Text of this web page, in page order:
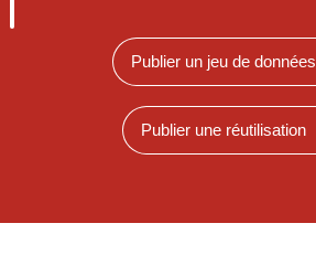
Publier un jeu de données
Publier une réutilisation